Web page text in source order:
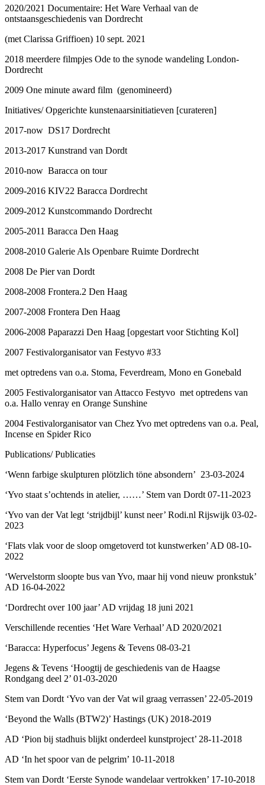
2020/2021 Documentaire: Het Ware Verhaal van de
ontstaansgeschiedenis van Dordrecht
(met Clarissa Griffioen) 10 sept. 2021
2018 meerdere filmpjes Ode to the synode wandeling London-
Dordrecht
2009 One minute award film (genomineerd)
Initiatives/ Opgerichte kunstenaarsinitiatieven [curateren]
2017-now DS17 Dordrecht
2013-2017 Kunstrand van Dordt
2010-now Baracca on tour
2009-2016 KIV22 Baracca Dordrecht
2009-2012 Kunstcommando Dordrecht
2005-2011 Baracca Den Haag
2008-2010 Galerie Als Openbare Ruimte Dordrecht
2008 De Pier van Dordt
2008-2008 Frontera.2 Den Haag
2007-2008 Frontera Den Haag
2006-2008 Paparazzi Den Haag [opgestart voor Stichting Kol]
2007 Festivalorganisator van Festyvo #33
met optredens van o.a. Stoma, Feverdream, Mono en Gonebald
2005 Festivalorganisator van Attacco Festyvo met optredens van
o.a. Hallo venray en Orange Sunshine
2004 Festivalorganisator van Chez Yvo met optredens van o.a. Peal,
Incense en Spider Rico
Publications/ Publicaties
‘Wenn farbige skulpturen plötzlich töne absondern’ 23-03-2024
‘Yvo staat s’ochtends in atelier, ……’ Stem van Dordt 07-11-2023
‘Yvo van der Vat legt ‘strijdbijl’ kunst neer’ Rodi.nl Rijswijk 03-02-
2023
‘Flats vlak voor de sloop omgetoverd tot kunstwerken’ AD 08-10-
2022
‘Wervelstorm sloopte bus van Yvo, maar hij vond nieuw pronkstuk’
AD 16-04-2022
‘Dordrecht over 100 jaar’ AD vrijdag 18 juni 2021
Verschillende recenties ‘Het Ware Verhaal’ AD 2020/2021
‘Baracca: Hyperfocus’ Jegens & Tevens 08-03-21
Jegens & Tevens ‘Hoogtij de geschiedenis van de Haagse
Rondgang deel 2’ 01-03-2020
Stem van Dordt ‘Yvo van der Vat wil graag verrassen’ 22-05-2019
‘Beyond the Walls (BTW2)’ Hastings (UK) 2018-2019
AD ‘Pion bij stadhuis blijkt onderdeel kunstproject’ 28-11-2018
AD ‘In het spoor van de pelgrim’ 10-11-2018
Stem van Dordt ‘Eerste Synode wandelaar vertrokken’ 17-10-2018